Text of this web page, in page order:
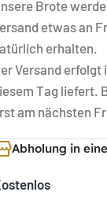
Brote
etwas an
erhalten.
Versand erfolgt
Tag liefert.
am nächsten
Abholung in